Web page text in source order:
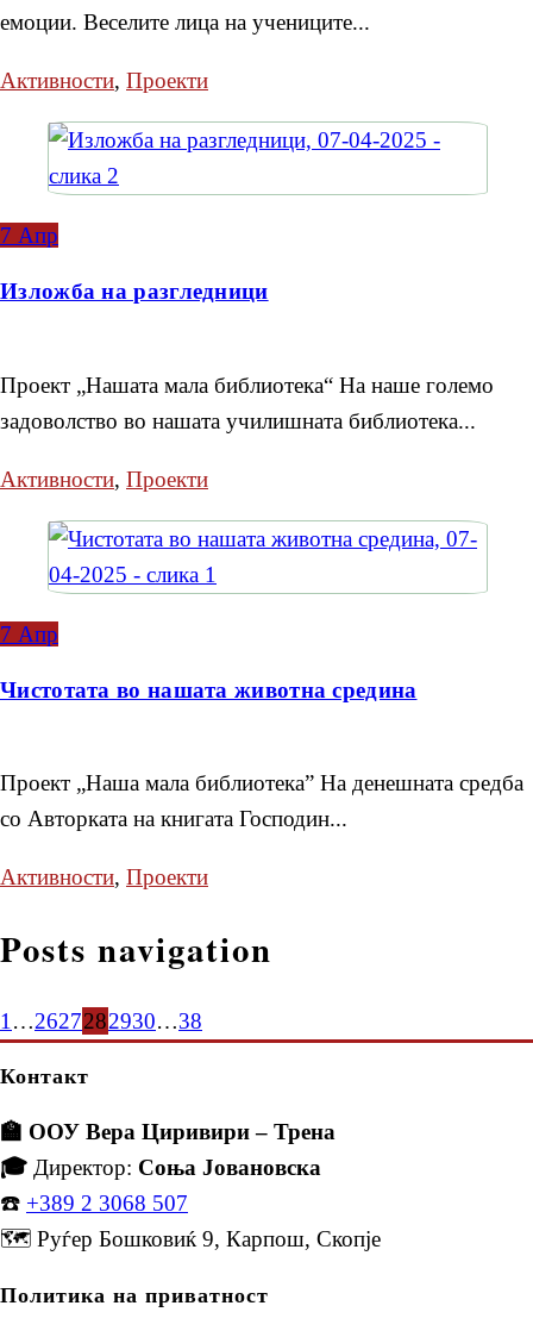
емоции. Веселите лица на учениците...
Активности, Проекти
7 Апр
Изложба на разгледници
Проект „Нашата мала библиотека“ На наше големо
задоволство во нашата училишната библиотека...
Активности, Проекти
7 Апр
Чистотата во нашата животна средина
Проект „Наша мала библиотека” На денешната средба
со Авторката на книгата Господин...
Активности, Проекти
Posts navigation
1…2627282930…38
Контакт
🏫 ООУ Вера Циривири – Трена
🎓 Директор: Соња Јовановска
☎️ +389 2 3068 507
🗺️ Руѓер Бошковиќ 9, Карпош, Скопје
Политика на приватност